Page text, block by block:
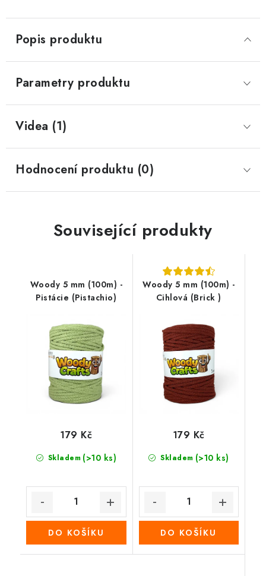
Popis produktu
Parametry produktu
Videa (1)
Hodnocení produktu (0)
Související produkty
Woody 5 mm (100m) -
Pistácie (Pistachio)
Skladem (>10 ks)
179 Kč
DO KOŠÍKU
Woody 5 mm (100m) -
Cihlová (Brick )
Skladem (>10 ks)
179 Kč
DO KOŠÍKU